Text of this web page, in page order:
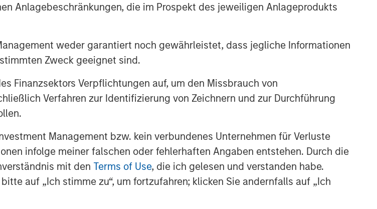
Anlagebeschränkungen, die im Prospekt des jeweiligen Anlageprodukts
weder garantiert noch gewährleistet, dass jegliche Informationen
Zweck geeignet sind.
Finanzsektors Verpflichtungen auf, um den Missbrauch von
Verfahren zur Identifizierung von Zeichnern und zur Durchführung
Management bzw. kein verbundenes Unternehmen für Verluste
infolge meiner falschen oder fehlerhaften Angaben entstehen. Durch die
mit den Terms of Use, die ich gelesen und verstanden habe.
auf „Ich stimme zu“, um fortzufahren; klicken Sie andernfalls auf „Ich
Morgan
well and
his familiarity
as a member of the
in the early
subsequently
into Giant
41 stores and
area and 10 stores
industry.
based Southern